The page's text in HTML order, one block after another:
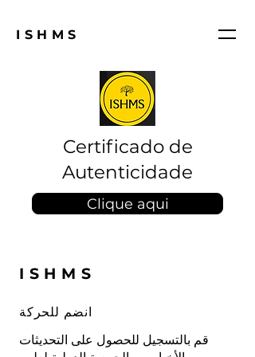
ISHMS
Certificado de
Autenticidade
Clique aqui
ISHMS
انضم للحركة
قم بالتسجيل للحصول على التحديثات